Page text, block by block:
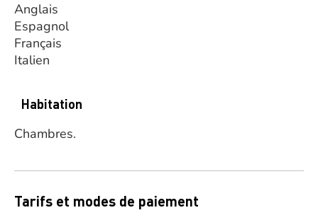
Anglais
Espagnol
Français
Italien
Habitation
Chambres.
Tarifs et modes de paiement